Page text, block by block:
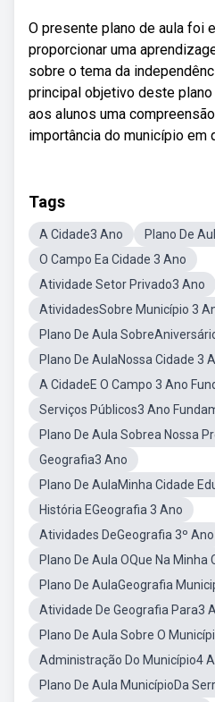
O presente plano de aula foi
proporcionar uma
sobre o tema da
principal objetivo deste
aos alunos uma
importância do município em
Tags
A Cidade3 Ano
Plano De
O Campo Ea Cidade 3 Ano
Atividade Setor Privado3 Ano
AtividadesSobre Município 3
Plano De Aula
Plano De AulaNossa Cidade 3
A CidadeE O Campo 3 Ano
Serviços Públicos3 Ano
Plano De Aula Sobrea Nossa
Geografia3 Ano
Plano De AulaMinha Cidade
História EGeografia 3 Ano
Atividades DeGeografia 3º Ano
Plano De Aula OQue Na Minha
Plano De AulaGeografia
Atividade De Geografia Para3
Plano De Aula Sobre O
Administração Do Município4
Plano De Aula MunicípioDa